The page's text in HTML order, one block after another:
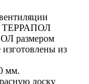
ТЕРРАПОЛ
размером
из
мм.
доску